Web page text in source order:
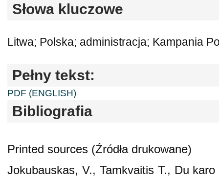
Słowa kluczowe
Litwa; Polska; administracja; Kampania
Pełny tekst:
PDF (ENGLISH)
Bibliografia
Printed sources (Źródła drukowane)
Jokubauskas, V., Tamkvaitis T., Du